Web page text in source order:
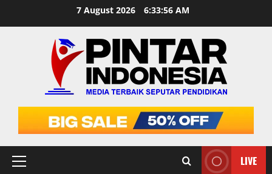
7 August 2026 6:33:57 AM
Primary
LIVE